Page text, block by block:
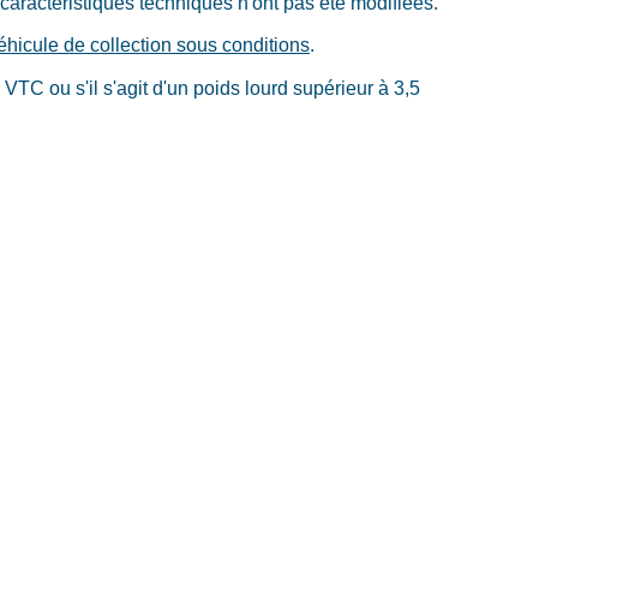
de collection sous conditions.
ou s'il s'agit d'un poids lourd supérieur à 3,5